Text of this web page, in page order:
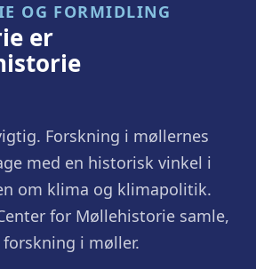
OG FORMIDLING
er
Forskning i møllernes
med en historisk vinkel i
om klima og klimapolitik.
for Møllehistorie samle,
i møller.